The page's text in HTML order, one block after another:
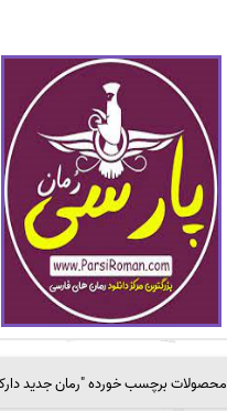
محصولات برچسب خورده "رمان جدید